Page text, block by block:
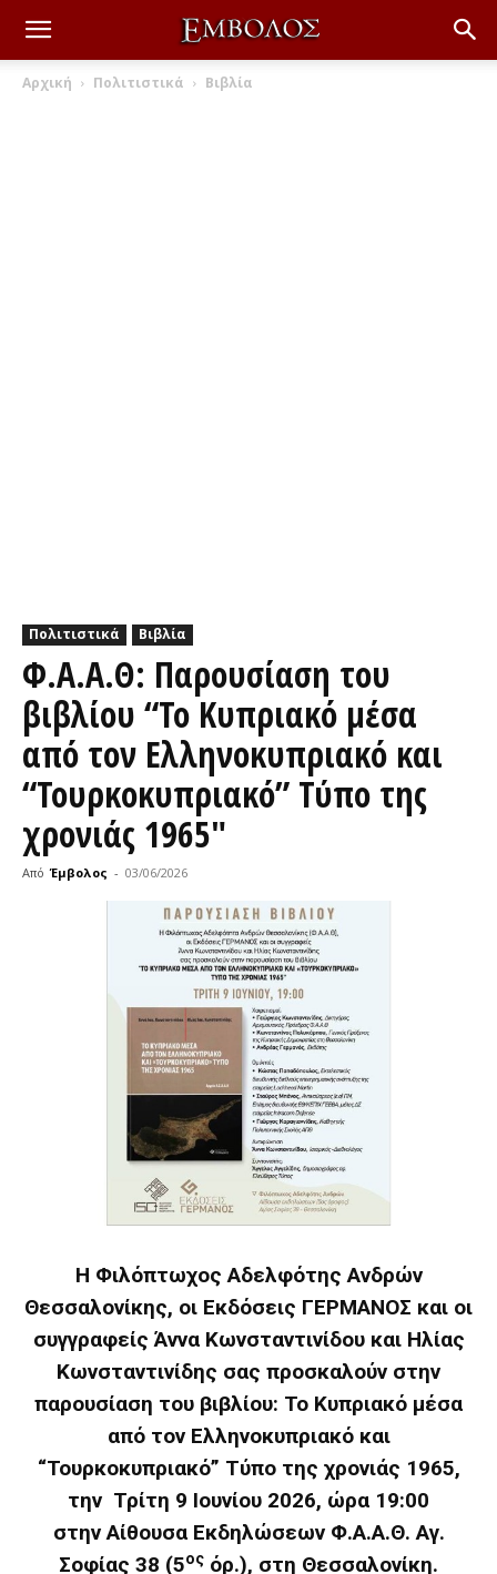
Αρχική Πολιτιστικά Βιβλία
Πολιτιστικά Βιβλία
Φ.Α.Α.Θ: Παρουσίαση του
βιβλίου “Το Κυπριακό μέσα
από τον Ελληνοκυπριακό και
“Τουρκοκυπριακό” Τύπο της
χρονιάς 1965″
Από Έμβολος - 03/06/2026
Η Φιλόπτωχος Αδελφότης Ανδρών
Θεσσαλονίκης, οι Εκδόσεις ΓΕΡΜΑΝΟΣ και οι
συγγραφείς Άννα Κωνσταντινίδου και Ηλίας
Κωνσταντινίδης σας προσκαλούν στην
παρουσίαση του βιβλίου: Το Κυπριακό μέσα
από τον Ελληνοκυπριακό και
“Τουρκοκυπριακό” Τύπο της χρονιάς 1965,
την Τρίτη 9 Ιουνίου 2026, ώρα 19:00
στην Αίθουσα Εκδηλώσεων Φ.Α.Α.Θ. Αγ.
Σοφίας 38 (5ος όρ.), στη Θεσσαλονίκη.